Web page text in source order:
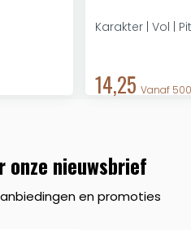
Karakter | Vol | Pit
14,25 Vanaf
onze nieuwsbrief
en promoties